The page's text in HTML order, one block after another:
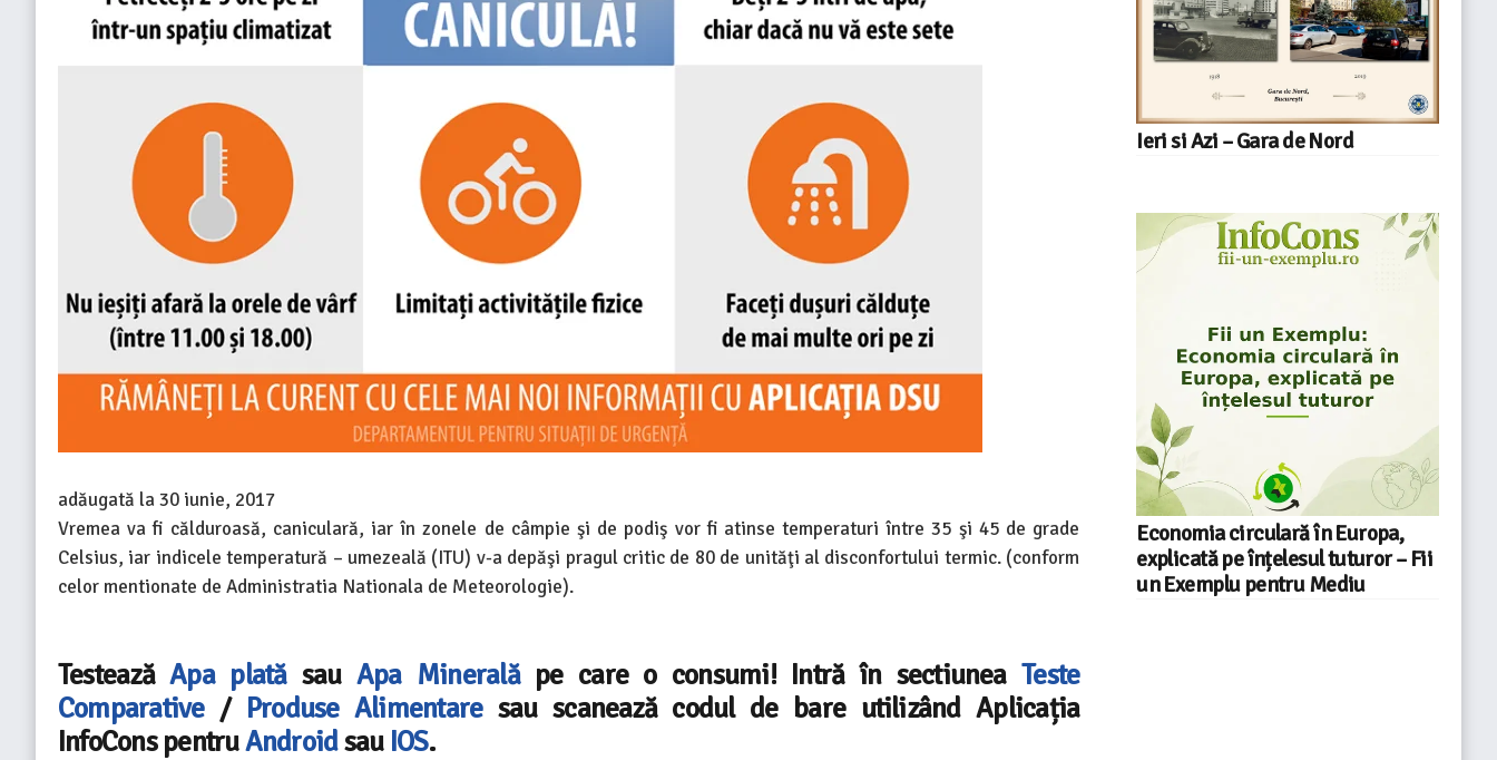
adăugată la 30 iunie, 2017
Vremea va fi călduroasă, caniculară, iar în zonele de câmpie şi de podiş vor fi atinse temperaturi între 35 şi 45 de grade
Celsius, iar indicele temperatură – umezeală (ITU) v-a depăşi pragul critic de 80 de unităţi al disconfortului termic. (conform
celor mentionate de Administratia Nationala de Meteorologie).
TesteazăApa platăsau Apa Mineralăpe care o consumi! Intră în sectiuneaTeste
Comparative/ Produse Alimentaresau scanează codul de bare utilizând Aplicația
InfoCons pentruAndroidsau IOS.
Ieri si Azi – Gara de Nord
Economia circulară în Europa,
explicată pe înțelesul tuturor – Fii
un Exemplu pentru Mediu